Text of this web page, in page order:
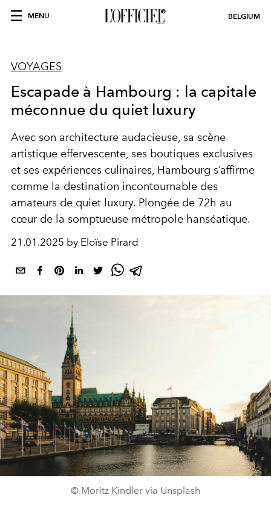
MENU BELGIUM
VOYAGES
Escapade à Hambourg : la capitale
méconnue du quiet luxury
Avec son architecture audacieuse, sa scène
artistique effervescente, ses boutiques exclusives
et ses expériences culinaires, Hambourg s’affirme
comme la destination incontournable des
amateurs de quiet luxury. Plongée de 72h au
cœur de la somptueuse métropole hanséatique.
21.01.2025 by Eloïse Pirard
© Moritz Kindler via Unsplash